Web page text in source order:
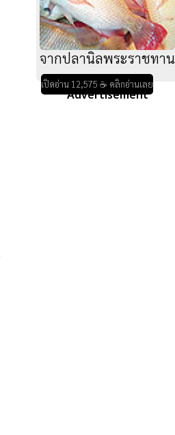
จากปลานิลพระราชทาน
เปิดอ่าน 12,575 ☕ คลิกอ่านเลย
Advertisement